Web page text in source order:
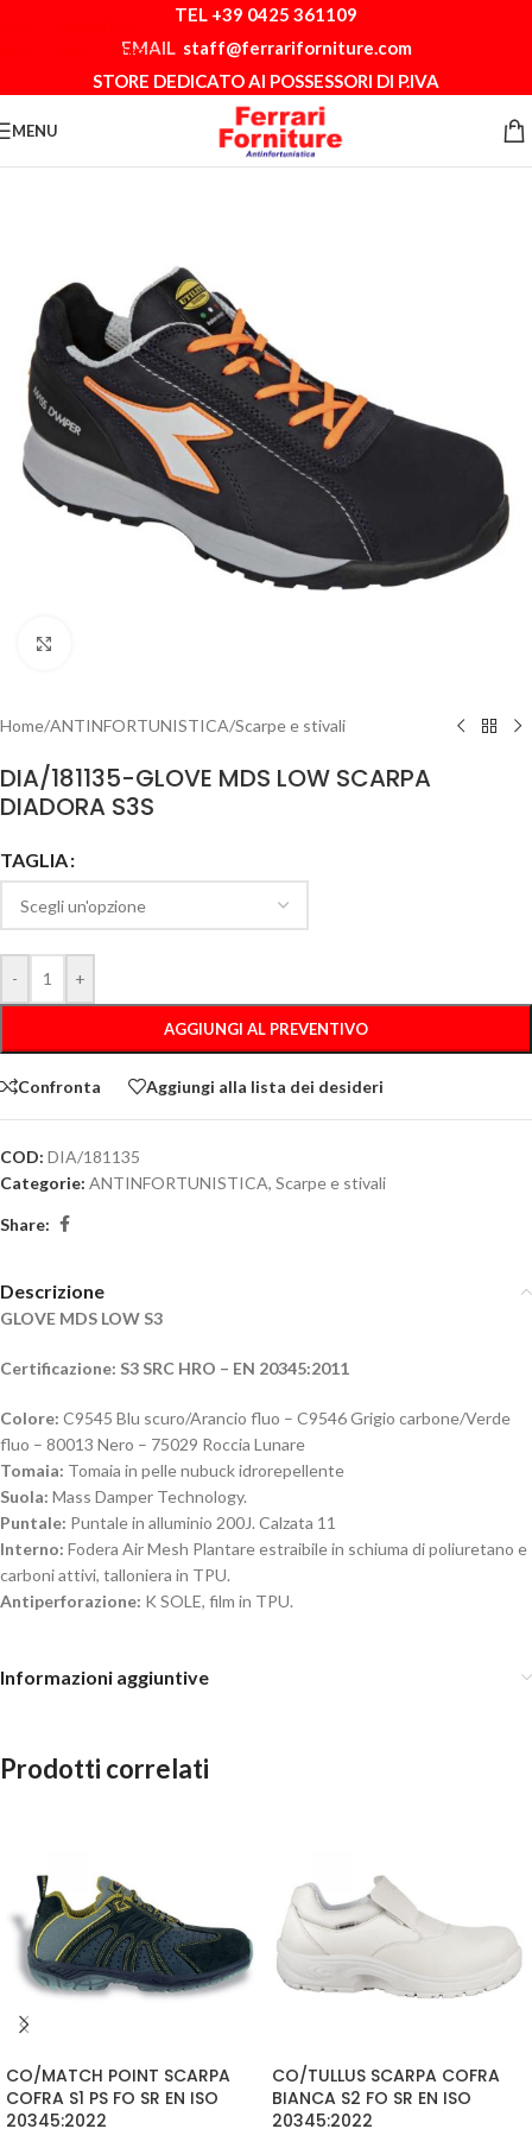
Skip to main content
TEL +39 0425 361109
EMAIL staff@ferrariforniture.com
STORE DEDICATO AI POSSESSORI DI P.IVA
MENU
Home/ANTINFORTUNISTICA/Scarpe e stivali
DIA/181135-GLOVE MDS LOW SCARPA
DIADORA S3S
TAGLIA
- +
AGGIUNGI AL PREVENTIVO
Confronta Aggiungi alla lista dei desideri
COD: DIA/181135
Categorie: ANTINFORTUNISTICA, Scarpe e stivali
Share:
Descrizione
GLOVE MDS LOW S3
Certificazione: S3 SRC HRO – EN 20345:2011
Colore: C9545 Blu scuro/Arancio fluo – C9546 Grigio carbone/Verde
fluo – 80013 Nero – 75029 Roccia Lunare
Tomaia: Tomaia in pelle nubuck idrorepellente
Suola: Mass Damper Technology.
Puntale: Puntale in alluminio 200J. Calzata 11
Interno: Fodera Air Mesh Plantare estraibile in schiuma di poliuretano e
carboni attivi, talloniera in TPU.
Antiperforazione: K SOLE, film in TPU.
Informazioni aggiuntive
Prodotti correlati
CO/MATCH POINT SCARPA
COFRA S1 PS FO SR EN ISO
20345:2022
CO/TULLUS SCARPA COFRA
BIANCA S2 FO SR EN ISO
20345:2022